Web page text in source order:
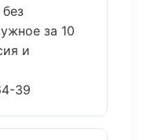
за 10
и
39